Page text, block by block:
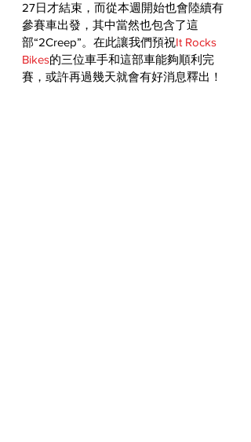
27日才結束，而從本週開始也會陸續有
參賽車出發，其中當然也包含了這
部“2Creep”。在此讓我們預祝It Rocks
Bikes的三位車手和這部車能夠順利完
賽，或許再過幾天就會有好消息釋出！